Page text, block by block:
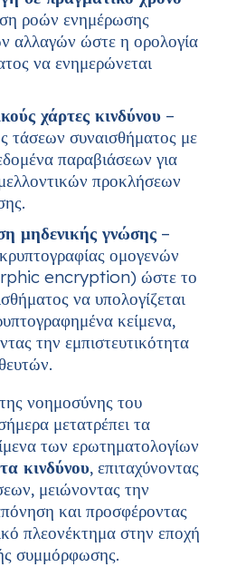
ροών ενημέρωσης
αλλαγών ώστε η ορολογία
να ενημερώνεται
χάρτες κινδύνου –
τάσεων συναισθήματος με
παραβιάσεων για
προκλήσεων
μηδενικής γνώσης –
ομογενών
encryption) ώστε το
να υπολογίζεται
κείμενα,
την εμπιστευτικότητα
νοημοσύνης του
μετατρέπει τα
των ερωτηματολογίων
κινδύνου, επιταχύνοντας
μειώνοντας την
και προσφέροντας
πλεονέκτημα στην εποχή
συμμόρφωσης.